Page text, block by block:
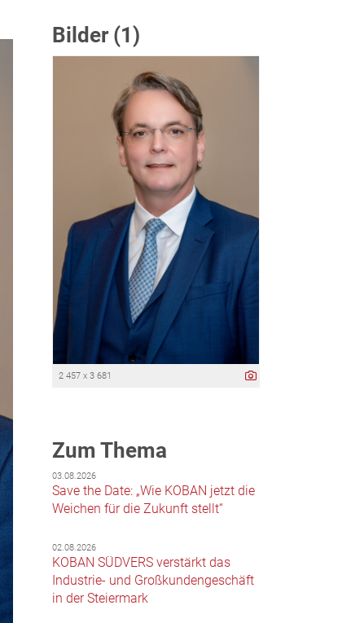
Bilder (1)
2 457 x 3 681
Zum Thema
03.08.2026
Save the Date: „Wie KOBAN jetzt die
Weichen für die Zukunft stellt“
02.08.2026
KOBAN SÜDVERS verstärkt das
Industrie- und Großkundengeschäft
in der Steiermark